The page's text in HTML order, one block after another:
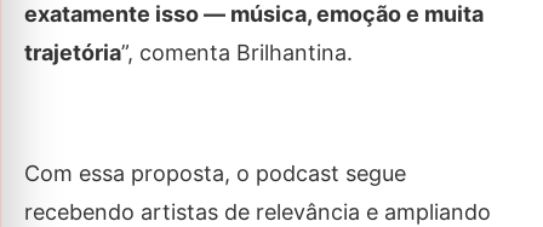
exatamente isso — música, emoção e muita
trajetória”, comenta Brilhantina.
Com essa proposta, o podcast segue
recebendo artistas de relevância e ampliando